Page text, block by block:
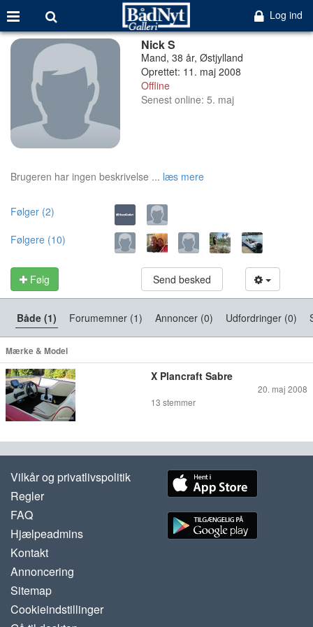
Log ind
Nick S
Mand, 38 år, Østjylland
Oprettet: 11. maj 2008
Offline
Senest online: 5. maj
Brugeren har ingen beskrivelse ... læs mere
Følger (2)
Følgere (10)
Følg Send besked
Både (1) Forumemner (1) Annoncer (0) Udfordringer (0)
Mærke & Model
X Plancraft Sabre
20. maj 2008
13 stemmer
Vilkår og privatlivspolitik
Regler
FAQ
Hjælpeadmins
Kontakt
Annoncering
Sitemap
Cookieindstillinger